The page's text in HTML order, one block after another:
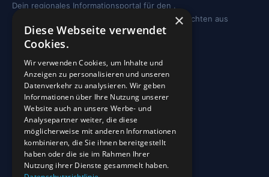
Dein regionales Informationsportal für den .
Sehenswürdigkeiten, Ausflugstipps und Geschichten aus
deiner Region.
REGION
Freizeit
Sehenswürdigkeiten
INFO
Blog
Sehenswürdigkeiten
×
Diese Webseite verwendet
Cookies.
Wir verwenden Cookies, um Inhalte und
Anzeigen zu personalisieren und unseren
Datenverkehr zu analysieren. Wir geben
Informationen über Ihre Nutzung unserer
Website auch an unsere Werbe- und
Analysepartner weiter, die diese
möglicherweise mit anderen Informationen
kombinieren, die Sie ihnen bereitgestellt
haben oder die sie im Rahmen Ihrer
Nutzung ihrer Dienste gesammelt haben.